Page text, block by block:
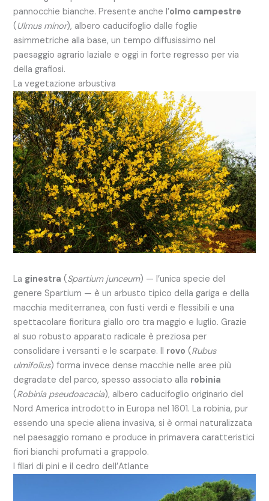
pannocchie bianche. Presente anche l’olmo campestre
(Ulmus minor), albero caducifoglio dalle foglie
asimmetriche alla base, un tempo diffusissimo nel
paesaggio agrario laziale e oggi in forte regresso per via
della grafiosi.
La vegetazione arbustiva
La ginestra (Spartium junceum) — l’unica specie del
genere Spartium — è un arbusto tipico della gariga e della
macchia mediterranea, con fusti verdi e flessibili e una
spettacolare fioritura giallo oro tra maggio e luglio. Grazie
al suo robusto apparato radicale è preziosa per
consolidare i versanti e le scarpate. Il rovo (Rubus
ulmifolius) forma invece dense macchie nelle aree più
degradate del parco, spesso associato alla robinia
(Robinia pseudoacacia), albero caducifoglio originario del
Nord America introdotto in Europa nel 1601. La robinia, pur
essendo una specie aliena invasiva, si è ormai naturalizzata
nel paesaggio romano e produce in primavera caratteristici
fiori bianchi profumati a grappolo.
I filari di pini e il cedro dell’Atlante